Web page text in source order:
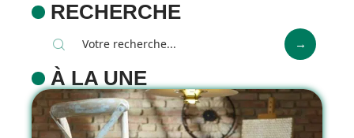
RECHERCHE
À LA UNE